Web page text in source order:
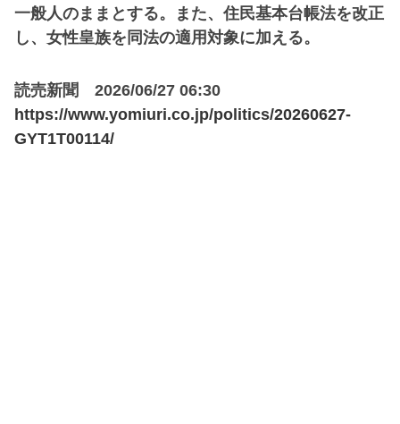
一般人のままとする。また、住民基本台帳法を改正
し、女性皇族を同法の適用対象に加える。
読売新聞 2026/06/27 06:30
https://www.yomiuri.co.jp/politics/20260627-
GYT1T00114/